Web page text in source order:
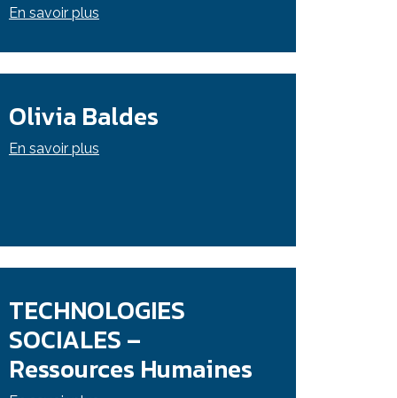
En savoir plus
Olivia Baldes
En savoir plus
TECHNOLOGIES
SOCIALES –
Ressources Humaines